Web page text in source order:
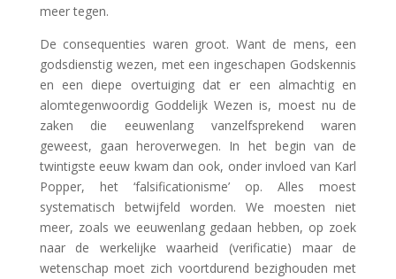
meer tegen.
De consequenties waren groot. Want de mens, een
godsdienstig wezen, met een ingeschapen Godskennis
en een diepe overtuiging dat er een almachtig en
alomtegenwoordig Goddelijk Wezen is, moest nu de
zaken die eeuwenlang vanzelfsprekend waren
geweest, gaan heroverwegen. In het begin van de
twintigste eeuw kwam dan ook, onder invloed van Karl
Popper, het ‘falsificationisme’ op. Alles moest
systematisch betwijfeld worden. We moesten niet
meer, zoals we eeuwenlang gedaan hebben, op zoek
naar de werkelijke waarheid (verificatie) maar de
wetenschap moet zich voortdurend bezighouden met